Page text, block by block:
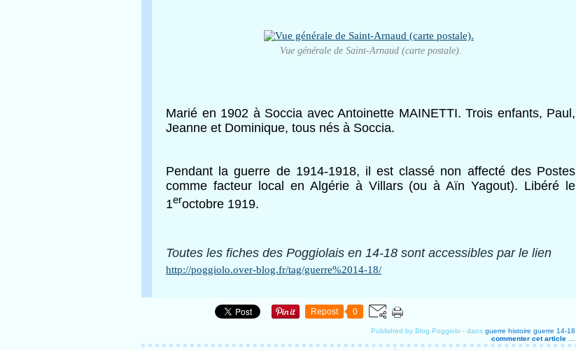
Vue générale de Saint-Arnaud (carte postale).
Marié en 1902 à Soccia avec Antoinette MAINETTI. Trois enfants, Paul,
Jeanne et Dominique, tous nés à Soccia.
Pendant la guerre de 1914-1918, il est classé non affecté des Postes
comme facteur local en Algérie à Villars (ou à Aïn Yagout). Libéré le
1eroctobre 1919.
Toutes les fiches des Poggiolais en 14-18 sont accessibles par le lien
http://poggiolo.over-blog.fr/tag/guerre%2014-18/
Repost 0
Published by Blog Poggiolo - dans guerre histoire guerre 14-18
commenter cet article